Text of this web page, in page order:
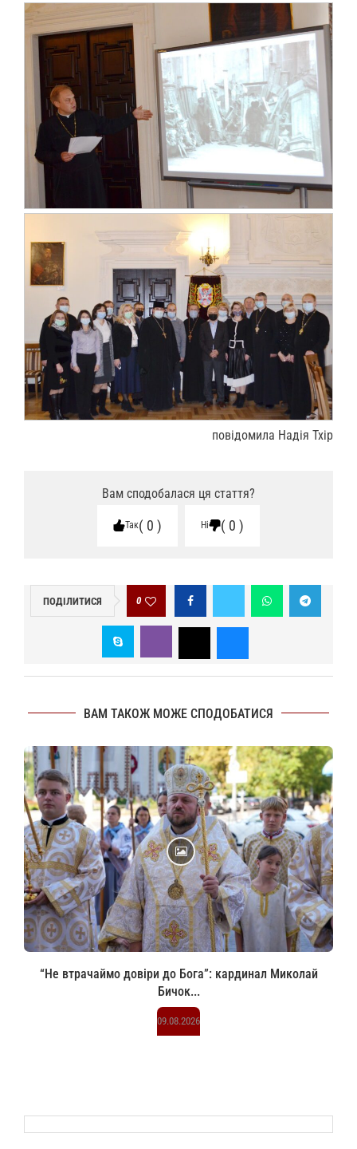
повідомила Надія Тхір
Вам сподобалася ця стаття?
Так 0 Ні 0
ПОДІЛИТИСЯ 0
ВАМ ТАКОЖ МОЖЕ СПОДОБАТИСЯ
“Не втрачаймо довіри до Бога”: кардинал Миколай
Бичок...
09.08.2026